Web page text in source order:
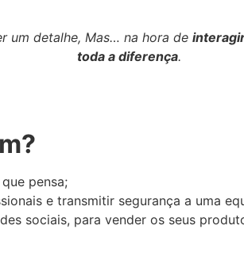
um detalhe, Mas… na hora de
toda a diferença.
pensa;
e transmitir segurança a uma
sociais, para vender os seus